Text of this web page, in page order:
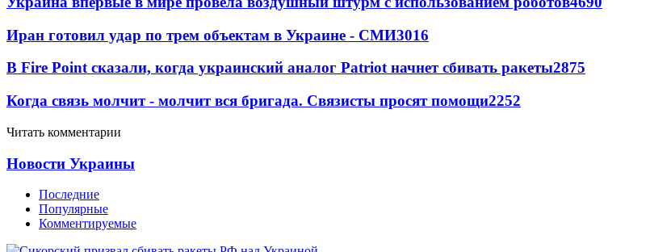
Иран готовил удар по трем объектам в Украине - СМИ3016
В Fire Point сказали, когда украинский аналог Patriot начнет сбивать ракеты2875
Когда связь молчит - молчит вся бригада. Связисты просят помощи2252
Читать комментарии
Новости Украины
Последние
Популярные
Комментируемые